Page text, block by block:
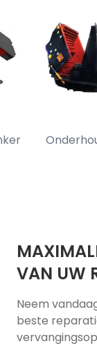
Onderhoud
VAN UW
Neem
beste